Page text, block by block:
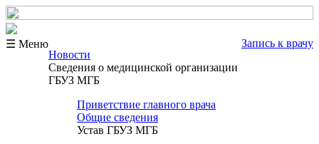
☰ Меню
Запись к врачу
Новости
Сведения о медицинской организации
ГБУЗ МГБ
Приветствие главного врача
Общие сведения
Устав ГБУЗ МГБ